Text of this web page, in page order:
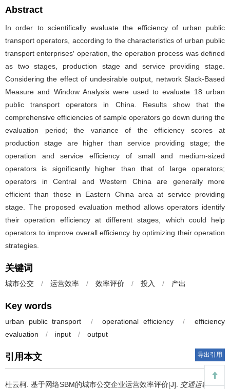
Abstract
In order to scientifically evaluate the efficiency of urban public
transport operators, according to the characteristics of urban public
transport enterprises′ operation, the operation process was defined
as two stages, production stage and service providing stage.
Considering the effect of undesirable output, network Slack-Based
Measure and Window Analysis were used to evaluate 18 urban
public transport operators in China. Results show that the
comprehensive efficiencies of sample operators go down during the
evaluation period; the variance of the efficiency scores at
production stage are higher than service providing stage; the
operation and service efficiency of small and medium-sized
operators is significantly higher than that of large operators;
operators in Central and Western China are generally more
efficient than those in Eastern China area at service providing
stage. The proposed evaluation method allows operators identify
their operation efficiency at different stages, which could help
operators to improve overall efficiency by optimizing their operation
strategies.
关键词
城市公交 / 运营效率 / 效率评价 / 投入 / 产出
Key words
urban public transport / operational efficiency /
efficiency
evaluation
/ input / output
引用本文 导出引用
杜云柯. 基于网络SBM的城市公交企业运营效率评价[J]. 交通运输研